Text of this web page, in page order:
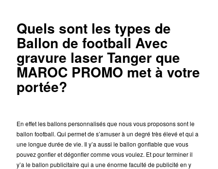
Quels sont les types de
Ballon de football Avec
gravure laser Tanger que
MAROC PROMO met à votre
portée?
En effet les ballons personnalisés que nous vous proposons sont le
ballon football. Qui permet de s’amuser à un degré très élevé et qui a
une longue durée de vie. Il y’a aussi le ballon gonflable que vous
pouvez gonfler et dégonfler comme vous voulez. Et pour terminer il
y’a le ballon publicitaire qui a une énorme faculté de publicité en y